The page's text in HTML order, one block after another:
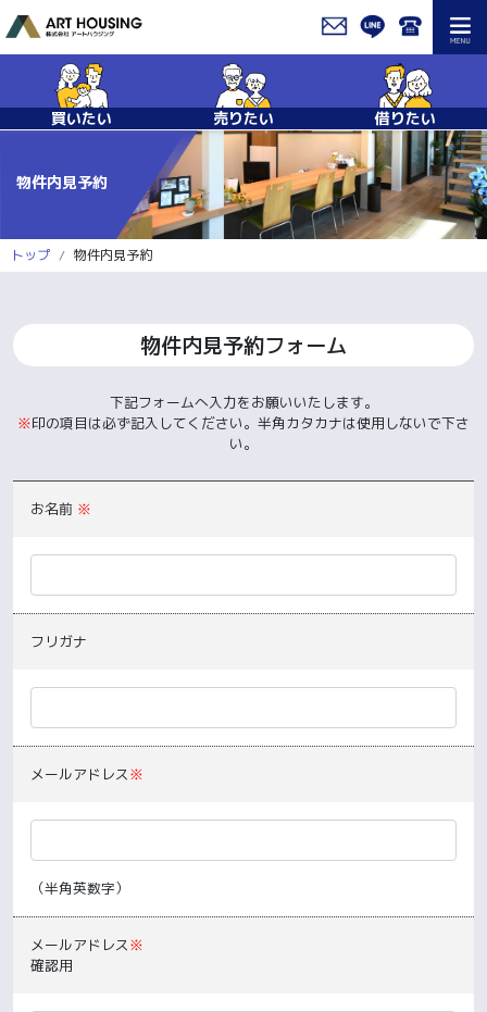
買いたい 売りたい 借りたい
物件内見予約
トップ 物件内見予約
物件内見予約フォーム
下記フォームへ入力をお願いいたします。
※印の項目は必ず記入してください。半角カタカナは使用しないで下さ
い。
お名前 ※
フリガナ
メールアドレス※
（半角英数字）
メールアドレス※
確認用